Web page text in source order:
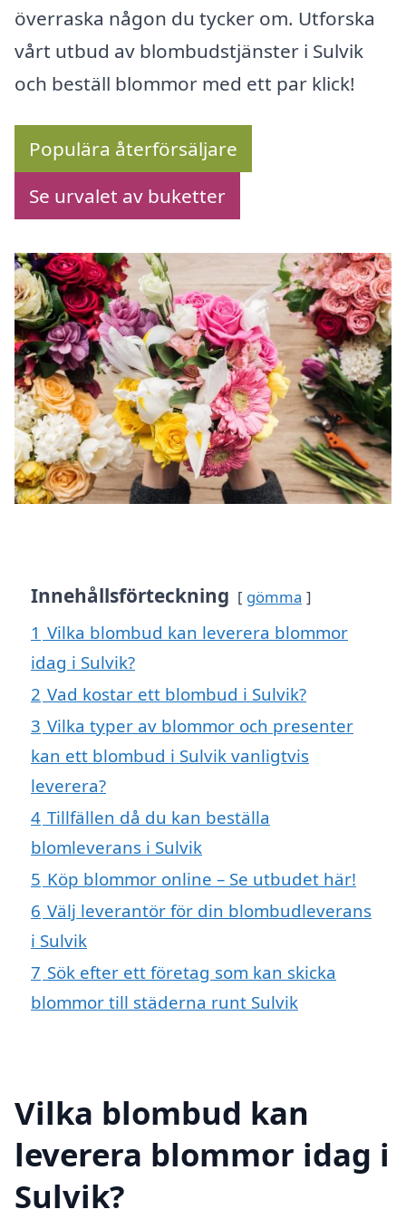
överraska någon du tycker om. Utforska
vårt utbud av blombudstjänster i Sulvik
och beställ blommor med ett par klick!
Populära återförsäljare
Se urvalet av buketter
Innehållsförteckning gömma
1 Vilka blombud kan leverera blommor
idag i Sulvik?
2 Vad kostar ett blombud i Sulvik?
3 Vilka typer av blommor och presenter
kan ett blombud i Sulvik vanligtvis
leverera?
4 Tillfällen då du kan beställa
blomleverans i Sulvik
5 Köp blommor online – Se utbudet här!
6 Välj leverantör för din blombudleverans
i Sulvik
7 Sök efter ett företag som kan skicka
blommor till städerna runt Sulvik
Vilka blombud kan
leverera blommor idag i
Sulvik?